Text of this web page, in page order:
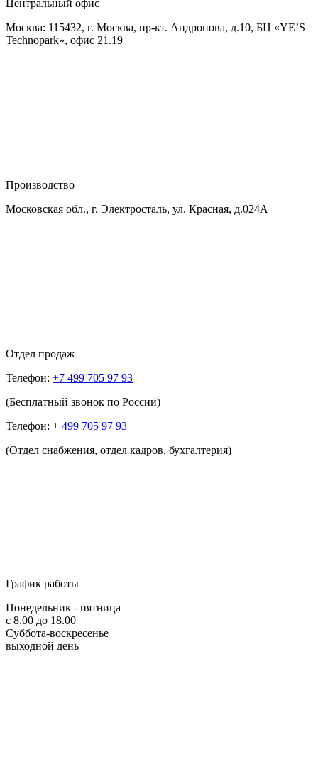
Центральный офис
Москва: 115432, г. Москва, пр-кт. Андропова, д.10, БЦ «YE’S
Technopark», офис 21.19
Производство
Московская обл., г. Электросталь, ул. Красная, д.024А
Отдел продаж
Телефон: +7 499 705 97 93
(Бесплатный звонок по России)
Телефон: + 499 705 97 93
(Отдел снабжения, отдел кадров, бухгалтерия)
График работы
Понедельник - пятница
с 8.00 до 18.00
Суббота-воскресенье
выходной день